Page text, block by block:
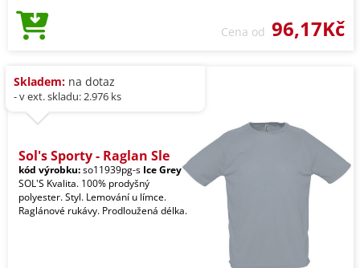
Cena od 96,17Kč
Skladem: na dotaz
- v ext. skladu: 2.976 ks
Sol's Sporty - Raglan Sle
kód výrobku:so11939pg-s Ice Grey
SOL'S Kvalita. 100% prodyšný
polyester. Styl. Lemování u límce.
Raglánové rukávy. Prodloužená délka.